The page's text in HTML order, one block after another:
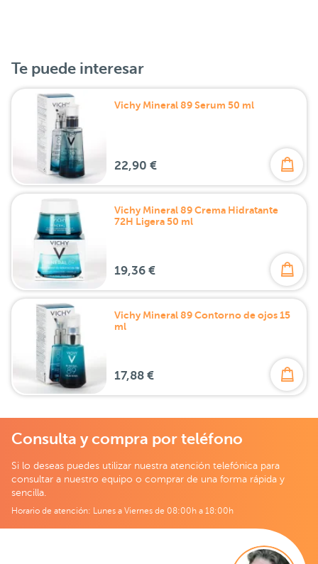
Te puede interesar
Vichy Mineral 89 Serum 50 ml
22,90 €
Vichy Mineral 89 Crema Hidratante
72H Ligera 50 ml
19,36 €
Vichy Mineral 89 Contorno de ojos 15
ml
17,88 €
Consulta y compra por teléfono
Si lo deseas puedes utilizar nuestra atención telefónica para
consultar a nuestro equipo o comprar de una forma rápida y
sencilla.
Horario de atención: Lunes a Viernes de 08:00h a 18:00h